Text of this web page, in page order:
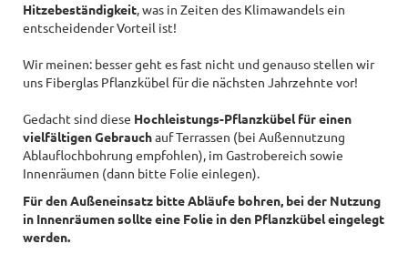
Hitzebeständigkeit , was in Zeiten des Klimawandels ein
entscheidender Vorteil ist!
Wir meinen: besser geht es fast nicht und genauso stellen wir
uns Fiberglas Pflanzkübel für die nächsten Jahrzehnte vor!
Gedacht sind diese Hochleistungs-Pflanzkübel für einen
vielfältigen Gebrauchauf Terrassen (bei Außennutzung
Ablauflochbohrung empfohlen), im Gastrobereich sowie
Innenräumen (dann bitte Folie einlegen).
Für den Außeneinsatz bitte Abläufe bohren, bei der Nutzung
in Innenräumen sollte eine Folie in den Pflanzkübel eingelegt
werden.